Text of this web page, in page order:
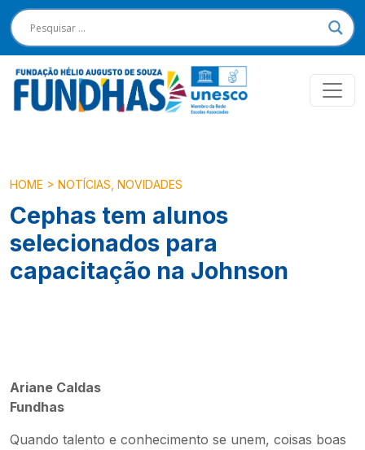
HOME > NOTÍCIAS NOVIDADES
Cephas tem alunos
selecionados para
capacitação na Johnson
Ariane Caldas
Fundhas
Quando talento e conhecimento se unem, coisas boas